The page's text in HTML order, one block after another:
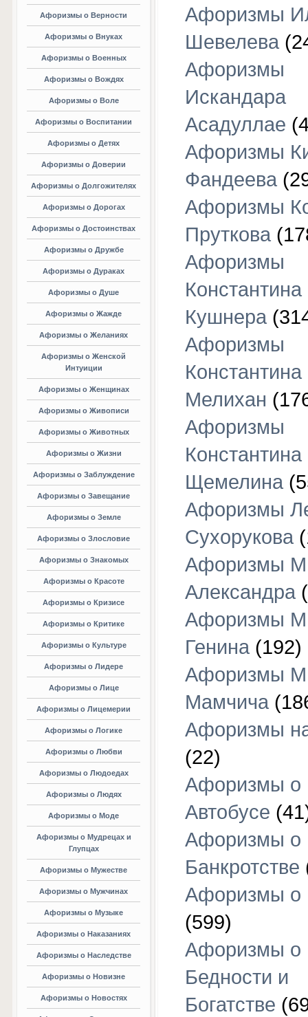
Афоризмы о Верности
Афоризмы о Внуках
Афоризмы о Военных
Афоризмы о Вождях
Афоризмы о Воле
Афоризмы о Воспитании
Афоризмы о Детях
Афоризмы о Доверии
Афоризмы о Долгожителях
Афоризмы о Дорогах
Афоризмы о Достоинствах
Афоризмы о Дружбе
Афоризмы о Дураках
Афоризмы о Душе
Афоризмы о Жажде
Афоризмы о Желаниях
Афоризмы о Женской
Интуиции
Афоризмы о Женщинах
Афоризмы о Живописи
Афоризмы о Животных
Афоризмы о Жизни
Афоризмы о Заблуждение
Афоризмы о Завещание
Афоризмы о Земле
Афоризмы о Злословие
Афоризмы о Знакомых
Афоризмы о Красоте
Афоризмы о Кризисе
Афоризмы о Критике
Афоризмы о Культуре
Афоризмы о Лидере
Афоризмы о Лице
Афоризмы о Лицемерии
Афоризмы о Логике
Афоризмы о Любви
Афоризмы о Людоедах
Афоризмы о Людях
Афоризмы о Моде
Афоризмы о Мудрецах и
Глупцах
Афоризмы о Мужестве
Афоризмы о Мужчинах
Афоризмы о Музыке
Афоризмы о Наказаниях
Афоризмы о Наследстве
Афоризмы о Новизне
Афоризмы о Новостях
Афоризмы
Шевелева
Афоризмы
Искандара
Асадуллае
Афоризмы
Фандеева
Афоризмы
Пруткова
Афоризмы
Константина
Кушнера
Афоризмы
Константина
Мелихан
Афоризмы
Константина
Щемелина
Афоризмы
Сухорукова
Афоризмы
Александра
Афоризмы
Генина (192)
Афоризмы
Мамчича
Афоризмы
(22)
Афоризмы о
Автобусе
Афоризмы о
Банкротстве
Афоризмы о
(599)
Афоризмы о
Бедности и
Богатстве